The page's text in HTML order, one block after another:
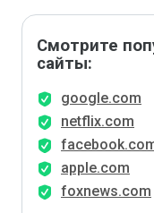
Смотрите
сайты:
google.com
netflix.com
apple.com
foxnews.com